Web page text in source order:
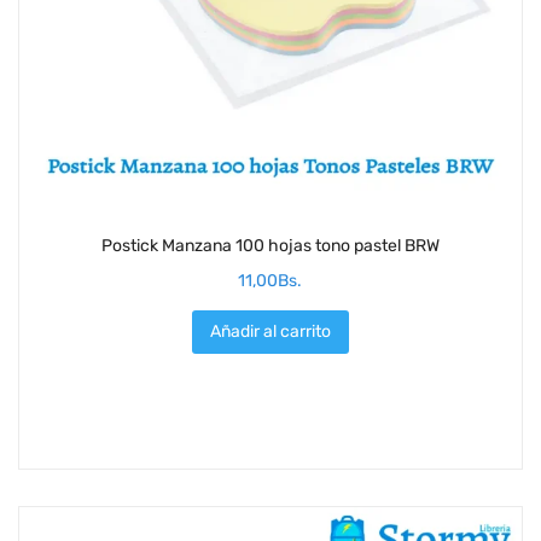
Postick Manzana 100 hojas tono pastel BRW
11,00Bs.
Añadir al carrito